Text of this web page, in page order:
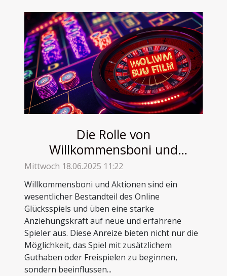
Die Rolle von
Willkommensboni und
Aktionen beim Online
Glücksspiel
Mittwoch 18.06.2025 11:22
Willkommensboni und Aktionen sind ein
wesentlicher Bestandteil des Online
Glücksspiels und üben eine starke
Anziehungskraft auf neue und erfahrene
Spieler aus. Diese Anreize bieten nicht nur die
Möglichkeit, das Spiel mit zusätzlichem
Guthaben oder Freispielen zu beginnen,
sondern beeinflussen...